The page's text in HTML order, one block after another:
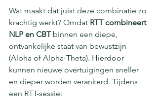
Wat maakt dat juist deze combinatie zo
krachtig werkt? Omdat RTT combineert
NLP en CBT binnen een diepe,
ontvankelijke staat van bewustzijn
(Alpha of Alpha-Theta). Hierdoor
kunnen nieuwe overtuigingen sneller
en dieper worden verankerd. Tijdens
een RTT-sessie: